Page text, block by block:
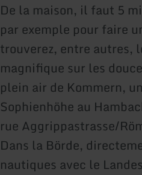
De la maison, il faut 5
par exemple pour faire
trouverez, entre autres,
magnifique sur les
plein air de Kommern,
Sophienhöhe au
rue Aggrippastrasse/
Dans la Börde,
nautiques avec le